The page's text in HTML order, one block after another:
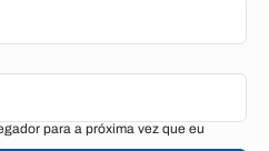
para a próxima vez que eu